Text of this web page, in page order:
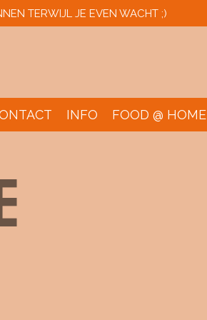
TERWIJL JE EVEN WACHT ;)
INFO FOOD @ HOME